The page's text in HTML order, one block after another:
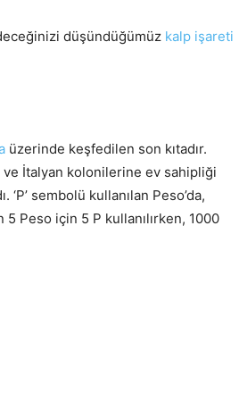
düşündüğümüz kalp işareti
üzerinde keşfedilen son kıtadır.
ve İtalyan kolonilerine ev sahipliği
sembolü kullanılan Peso’da,
Peso için 5 P kullanılırken, 1000